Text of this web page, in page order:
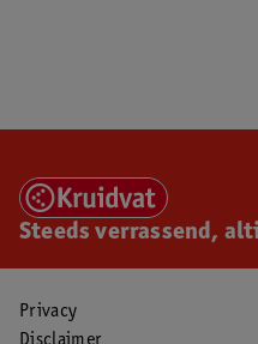
Steeds verrassend,
Privacy